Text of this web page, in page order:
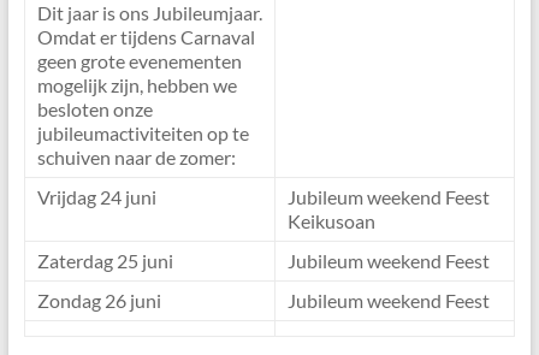
Dit jaar is ons Jubileumjaar.
Omdat er tijdens Carnaval
geen grote evenementen
mogelijk zijn, hebben we
besloten onze
jubileumactiviteiten op te
schuiven naar de zomer:
Vrijdag 24 juni
Jubileum weekend Feest
Keikusoan
Zaterdag 25 juni
Jubileum weekend Feest
Zondag 26 juni
Jubileum weekend Feest